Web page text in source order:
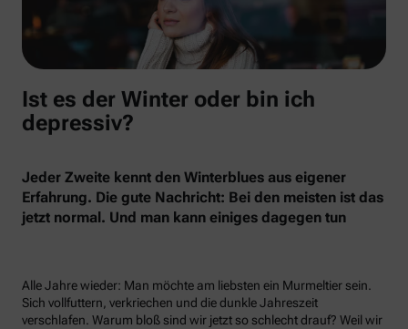
Ist es der Winter oder bin ich
depressiv?
Jeder Zweite kennt den Winterblues aus eigener
Erfahrung. Die gute Nachricht: Bei den meisten ist das
jetzt normal. Und man kann einiges dagegen tun
Alle Jahre wieder: Man möchte am liebsten ein Murmeltier sein.
Sich vollfuttern, verkriechen und die dunkle Jahreszeit
verschlafen. Warum bloß sind wir jetzt so schlecht drauf? Weil wir